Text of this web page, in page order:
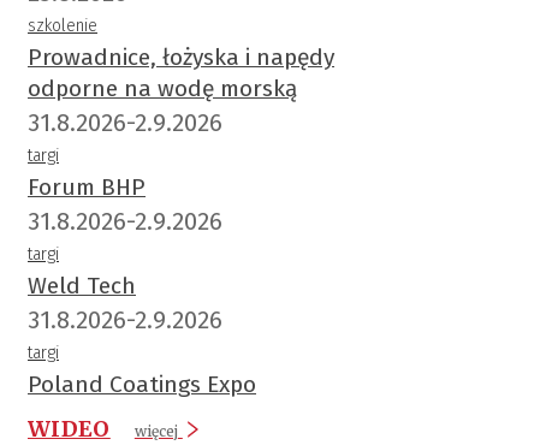
szkolenie
Prowadnice, łożyska i napędy
odporne na wodę morską
31.8.2026-2.9.2026
targi
Forum BHP
31.8.2026-2.9.2026
targi
Weld Tech
31.8.2026-2.9.2026
targi
Poland Coatings Expo
WIDEO
więcej